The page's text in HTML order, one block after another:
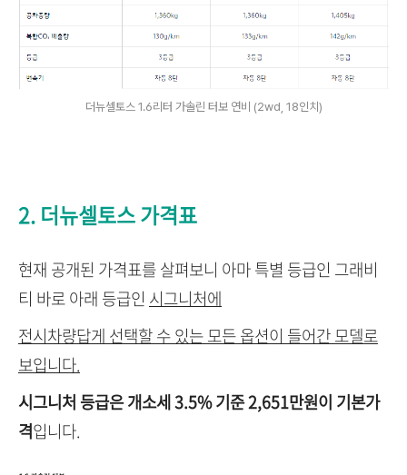
더뉴셀토스 1.6리터 가솔린 터보 연비 (2wd, 18인치)
2. 더뉴셀토스 가격표
현재 공개된 가격표를 살펴보니 아마 특별 등급인 그래비
티 바로 아래 등급인 시그니처에
전시차량답게 선택할 수 있는 모든 옵션이 들어간 모델로
보입니다.
시그니처 등급은 개소세 3.5% 기준 2,651만원이 기본가
격입니다.